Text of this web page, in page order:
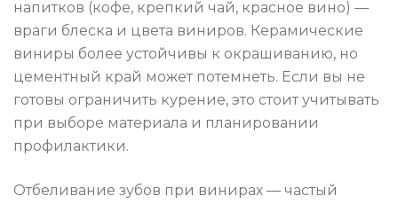
напитков (кофе, крепкий чай, красное вино) —
враги блеска и цвета виниров. Керамические
виниры более устойчивы к окрашиванию, но
цементный край может потемнеть. Если вы не
готовы ограничить курение, это стоит учитывать
при выборе материала и планировании
профилактики.
Отбеливание зубов при винирах — частый